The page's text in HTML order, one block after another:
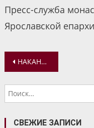
Пресс-служба
Ярославской
Навигация
по
записям
НАКАНУНЕ ТОЛГИНА ДНЯ В СВЯТО-ВВЕДЕНСКОМ ТОЛГСКОМ МОНАСТЫРЕ СОВЕРШЕНО ВСЕНОЩНОЕ БДЕНИЕ
СВЕЖИЕ ЗАПИСИ